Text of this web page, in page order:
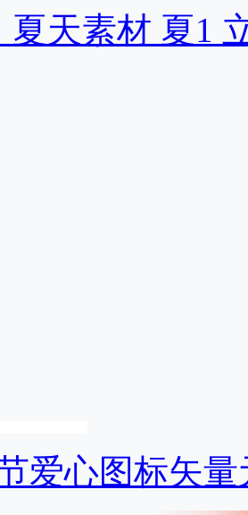
夏天素材 夏1
爱心图标矢量